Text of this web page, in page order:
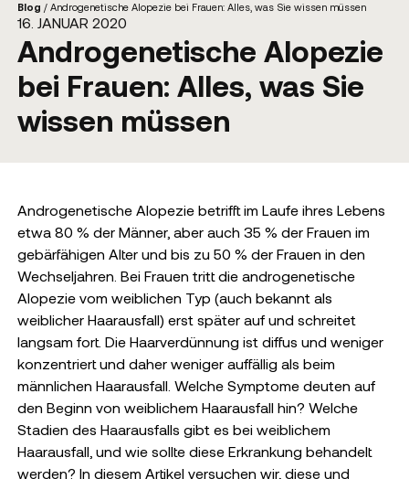
Blog / Androgenetische Alopezie bei Frauen: Alles, was Sie wissen müssen
16. JANUAR 2020
Androgenetische Alopezie
bei Frauen: Alles, was Sie
wissen müssen
Androgenetische Alopezie betrifft im Laufe ihres Lebens
etwa 80 % der Männer, aber auch 35 % der Frauen im
gebärfähigen Alter und bis zu 50 % der Frauen in den
Wechseljahren. Bei Frauen tritt die androgenetische
Alopezie vom weiblichen Typ (auch bekannt als
weiblicher Haarausfall) erst später auf und schreitet
langsam fort. Die Haarverdünnung ist diffus und weniger
konzentriert und daher weniger auffällig als beim
männlichen Haarausfall. Welche Symptome deuten auf
den Beginn von weiblichem Haarausfall hin? Welche
Stadien des Haarausfalls gibt es bei weiblichem
Haarausfall, und wie sollte diese Erkrankung behandelt
werden? In diesem Artikel versuchen wir, diese und